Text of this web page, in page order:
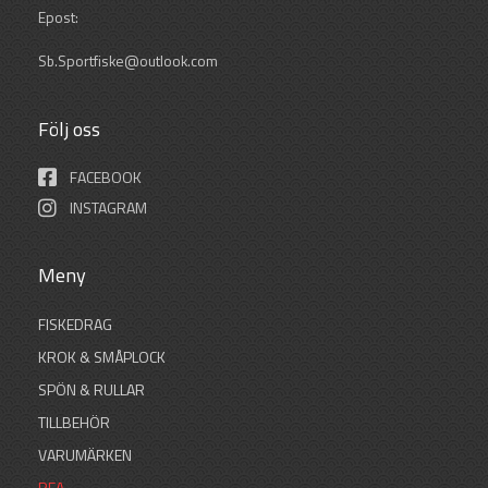
Epost:
Sb.Sportfiske@outlook.com
Följ oss
FACEBOOK
INSTAGRAM
Meny
FISKEDRAG
KROK & SMÅPLOCK
SPÖN & RULLAR
TILLBEHÖR
VARUMÄRKEN